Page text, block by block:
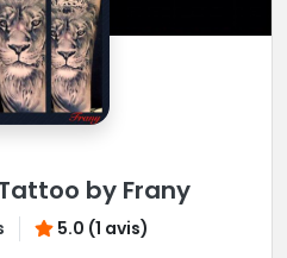
by Frany
5.0 (1 avis)